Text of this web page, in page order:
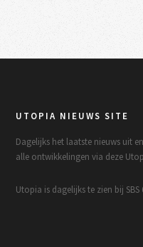
UTOPIA NIEUWS SITE
Dagelijks het laatste nieuws uit
alle ontwikkelingen via deze
Utopia is dagelijks te zien bij SBS